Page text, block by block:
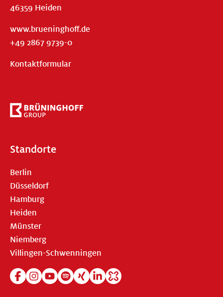
46359 Heiden
www.brueninghoff.de
+49 2867 9739-0
Kontaktformular
Standorte
Berlin
Düsseldorf
Hamburg
Heiden
Münster
Niemberg
Villingen-Schwenningen